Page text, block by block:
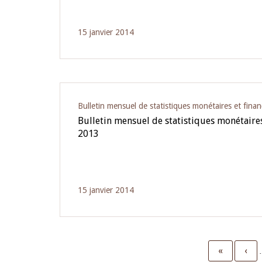
15 janvier 2014
Bulletin mensuel de statistiques monétaires et
Bulletin mensuel de statistiques
2013
15 janvier 2014
First
« ‹